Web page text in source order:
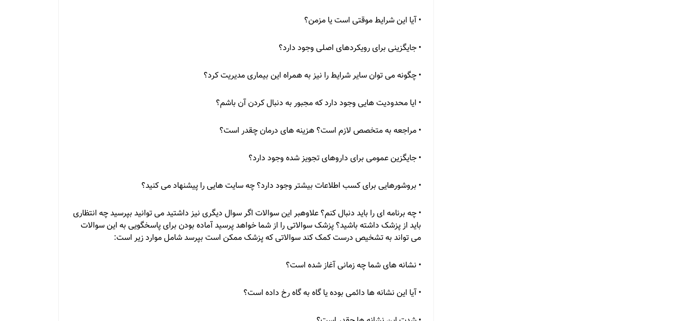
• آیا این شرایط موقتی است یا مزمن؟
• جایگزینی برای رویکردهای اصلی وجود دارد؟
• چگونه می توان سایر شرایط را نیز به همراه این بیماری مدیریت کرد؟
• ایا محدودیت هایی وجود دارد که مجبور به دنبال کردن آن باشم؟
• مراجعه به متخصص لازم است؟ هزینه های درمان چقدر است؟
• جایگزین عمومی برای داروهای تجویز شده وجود دارد؟
• بروشورهایی برای کسب اطلاعات بیشتر وجود دارد؟ چه سایت هایی را پیشنهاد می کنید؟
• چه برنامه ای را باید دنبال کنم؟ علاوهبر این سوالات اگر سوال دیگری نیز داشتید می توانید بپرسید چه انتظاری
باید از پزشک داشته باشید؟ پزشک سوالاتی را از شما خواهد پرسید آماده بودن برای پاسخگویی به این سوالات
می تواند به تشخیص درست کمک کند سوالاتی که پزشک ممکن است بپرسد شامل موارد زیر است:
• نشانه های شما چه زمانی آغاز شده است؟
• آیا این نشانه ها دائمی بوده یا گاه به گاه رخ داده است؟